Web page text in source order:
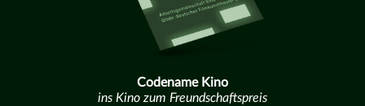
Codename Kino
ins Kino zum Freundschaftspreis